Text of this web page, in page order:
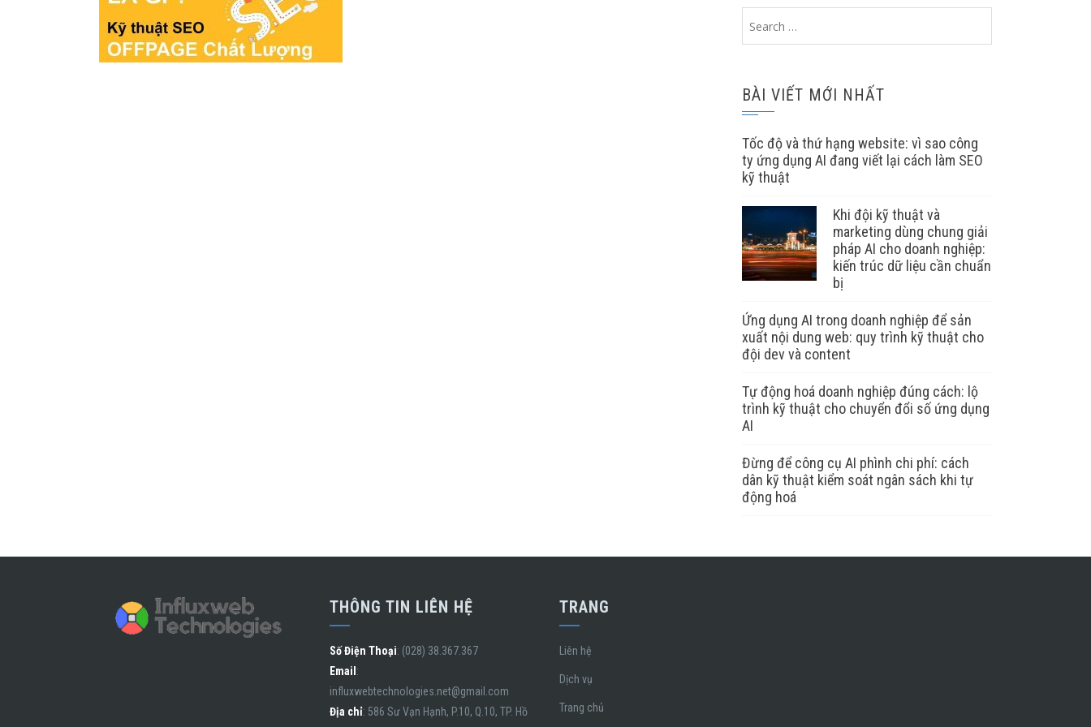
BÀI VIẾT MỚI NHẤT
Tốc độ và thứ hạng website: vì sao công
ty ứng dụng AI đang viết lại cách làm SEO
kỹ thuật
Khi đội kỹ thuật và
marketing dùng chung giải
pháp AI cho doanh nghiệp:
kiến trúc dữ liệu cần chuẩn
bị
Ứng dụng AI trong doanh nghiệp để sản
xuất nội dung web: quy trình kỹ thuật cho
đội dev và content
Tự động hoá doanh nghiệp đúng cách: lộ
trình kỹ thuật cho chuyển đổi số ứng dụng
AI
Đừng để công cụ AI phình chi phí: cách
dân kỹ thuật kiểm soát ngân sách khi tự
động hoá
THÔNG TIN LIÊN HỆ
Số Điện Thoại: (028) 38.367.367
Email :
influxwebtechnologies.net@gmail.com
Địa chỉ: 586 Sư Vạn Hạnh, P.10, Q.10, TP. Hồ
TRANG
Liên hệ
Dịch vụ
Trang chủ